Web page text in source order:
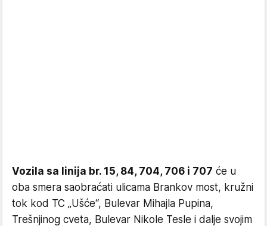
Vozila sa linija br. 15, 84, 704, 706 i 707 će u
oba smera saobraćati ulicama Brankov most, kružni
tok kod TC „Ušće“, Bulevar Mihajla Pupina,
Trešnjinog cveta, Bulevar Nikole Tesle i dalje svojim